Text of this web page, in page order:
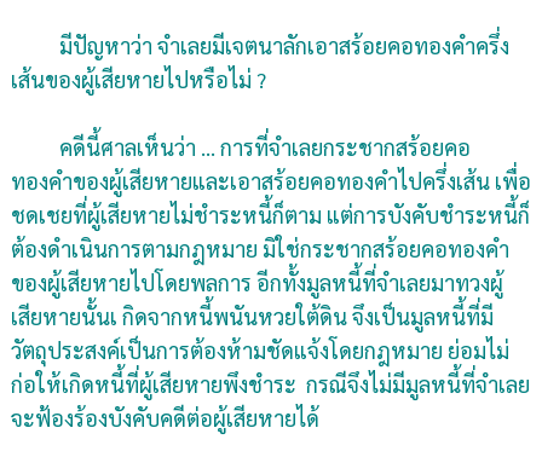
มีปัญหาว่า จำเลยมีเจตนาลักเอาสร้อยคอทองคำครึ่ง
เส้นของผู้เสียหายไปหรือไม่ ?
คดีนี้ศาลเห็นว่า ... การที่จำเลยกระชากสร้อยคอ
ทองคำของผู้เสียหายและเอาสร้อยคอทองคำไปครึ่งเส้น เพื่อ
ชดเชยที่ผู้เสียหายไม่ชำระหนี้ก็ตาม แต่การบังคับชำระหนี้ก็
ต้องดำเนินการตามกฎหมาย มิใช่กระชากสร้อยคอทองคำ
ของผู้เสียหายไปโดยพลการ อีกทั้งมูลหนี้ที่จำเลยมาทวงผู้
เสียหายนั้นเ กิดจากหนี้พนันหวยใต้ดิน จึงเป็นมูลหนี้ที่มี
วัตถุประสงค์เป็นการต้องห้ามชัดแจ้งโดยกฎหมาย ย่อมไม่
ก่อให้เกิดหนี้ที่ผู้เสียหายพึงชำระ กรณีจึงไม่มีมูลหนี้ที่จำเลย
จะฟ้องร้องบังคับคดีต่อผู้เสียหายได้